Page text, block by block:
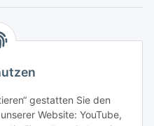
gestatten Sie den
Website: YouTube,